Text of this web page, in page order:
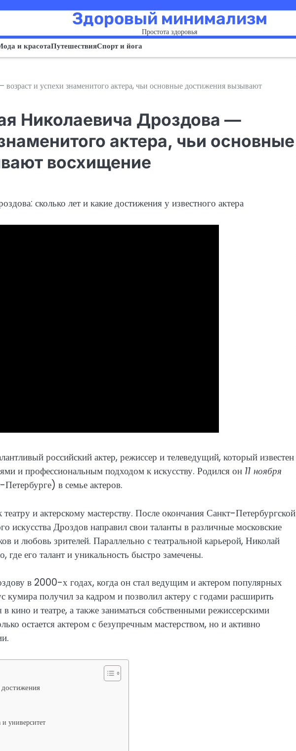
Здоровый минимализм
Простота здоровья
и красотаПутешествияСпорт и йога
и успехи знаменитого актера, чьи основные достижения вызывают
Николаевича Дроздова —
актера, чьи основные
восхищение
российский актер, режиссер и телеведущий, который известен
и профессиональным подходом к искусству. Родился он 11 ноября
в семье актеров.
и актерскому мастерству. После окончания Санкт-Петербургской
искусства Дроздов направил свои таланты в различные московские
и любовь зрителей. Параллельно с театральной карьерой, Николай
где его талант и уникальность быстро замечены.
в 2000-х годах, когда он стал ведущим и актером популярных
кумира получил за кадром и позволил актеру с годами расширить
в кино и театре, а также заниматься собственными режиссерскими
остается актером с безупречным мастерством, но и активно
университет